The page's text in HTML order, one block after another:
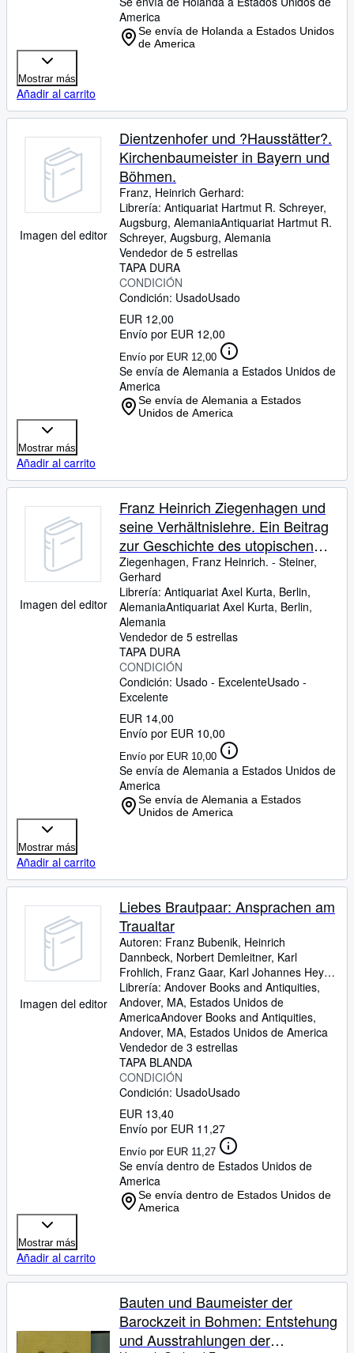
America
Se envía de Holanda a Estados Unidos
de America
Mostrar más
Añadir al carrito
Imagen del editor
Dientzenhofer und ?Hausstätter?.
Kirchenbaumeister in Bayern und
Böhmen.
Franz, Heinrich Gerhard:
Librería: Antiquariat Hartmut R. Schreyer,
Augsburg, AlemaniaAntiquariat Hartmut R.
Schreyer, Augsburg, Alemania
Vendedor de 5 estrellas
TAPA DURA
CONDICIÓN
Condición: UsadoUsado
EUR 12,00
Envío por EUR 12,00
Envío por EUR 12,00
Se envía de Alemania a Estados Unidos de
America
Se envía de Alemania a Estados
Unidos de America
Mostrar más
Añadir al carrito
Imagen del editor
Franz Heinrich Ziegenhagen und
seine Verhältnislehre. Ein Beitrag
zur Geschichte des utopischen
Sozialismus in Deutschland.
Ziegenhagen, Franz Heinrich. - Steiner,
Gerhard
Librería: Antiquariat Axel Kurta, Berlin,
AlemaniaAntiquariat Axel Kurta, Berlin,
Alemania
Vendedor de 5 estrellas
TAPA DURA
CONDICIÓN
Condición: Usado - ExcelenteUsado -
Excelente
EUR 14,00
Envío por EUR 10,00
Envío por EUR 10,00
Se envía de Alemania a Estados Unidos de
America
Se envía de Alemania a Estados
Unidos de America
Mostrar más
Añadir al carrito
Imagen del editor
Liebes Brautpaar: Ansprachen am
Traualtar
Autoren: Franz Bubenik, Heinrich
Dannbeck, Norbert Demleitner, Karl
Frohlich, Franz Gaar, Karl Johannes Heyer,
Johann Hofmeister, P. Emmanuel
Jungclaussen, Fritz Morgenschweis, Hans
Gerhard Muller, Wolfgang Nastainczyk, P.
Helmut Rossler, Ambrosius Karl Ruf, Willi
Schatzler, Georg Teichtweier, Johannes
Tenzler, Erwin Triller, Gerhard Voss, Egon
Walter, und Ignaz Weilner.
Librería: Andover Books and Antiquities,
Andover, MA, Estados Unidos de
AmericaAndover Books and Antiquities,
Andover, MA, Estados Unidos de America
Vendedor de 3 estrellas
TAPA BLANDA
CONDICIÓN
Condición: UsadoUsado
EUR 13,40
Envío por EUR 11,27
Envío por EUR 11,27
Se envía dentro de Estados Unidos de
America
Se envía dentro de Estados Unidos de
America
Mostrar más
Añadir al carrito
Bauten und Baumeister der
Barockzeit in Bohmen: Entstehung
und Ausstrahlungen der